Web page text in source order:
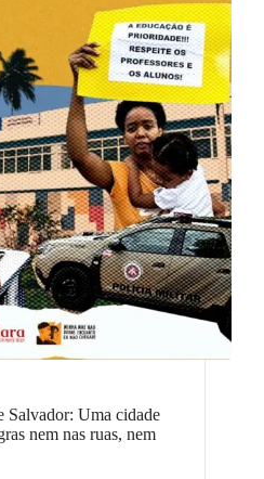
Salvador: Uma cidade
nem nas ruas, nem